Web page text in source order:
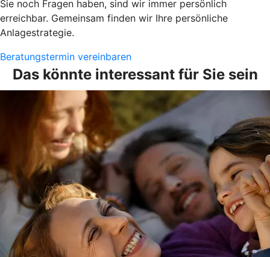
Sie noch Fragen haben, sind wir immer persönlich
erreichbar. Gemeinsam finden wir Ihre persönliche
Anlagestrategie.
Beratungstermin vereinbaren
Das könnte interessant für Sie sein